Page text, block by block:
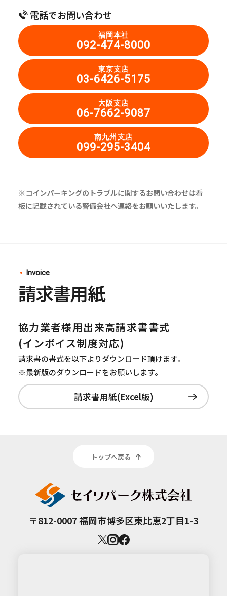
電話でお問い合わせ
福岡本社
092-474-8000
東京支店
03-6426-5175
大阪支店
06-7662-9087
南九州支店
099-295-3404
※コインパーキングのトラブルに関するお問い合わせは看
板に記載されている警備会社へ連絡をお願いいたします。
Invoice
請求書用紙
協力業者様用出来高請求書書式
(インボイス制度対応)
請求書の書式を以下よりダウンロード頂けます。
※最新版のダウンロードをお願いします。
請求書用紙(Excel版)
トップへ戻る
〒812-0007 福岡市博多区東比恵2丁目1-3